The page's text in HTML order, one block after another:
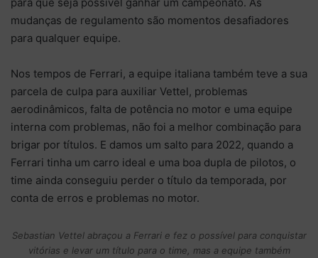
mudanças de regulamento são momentos desafiadores
para qualquer equipe.
Nos tempos de Ferrari, a equipe italiana também teve a sua
parcela de culpa para auxiliar Vettel, problemas
aerodinâmicos, falta de potência no motor e uma equipe
interna com problemas, não foi a melhor combinação para
brigar por títulos. E damos um salto para 2022, quando a
Ferrari tinha um carro ideal e uma boa dupla de pilotos, o
time ainda conseguiu perder o título da temporada, por
conta de erros e problemas no motor.
Sebastian Vettel abraçou a Ferrari e fez o possível para conquistar
vitórias e levar um título para o time, mas a equipe também